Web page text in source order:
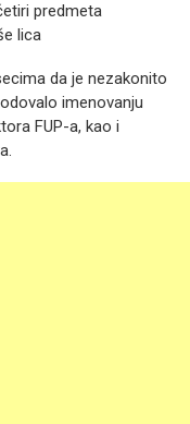
predmeta
lica
da je nezakonito
imenovanju
FUP-a, kao i